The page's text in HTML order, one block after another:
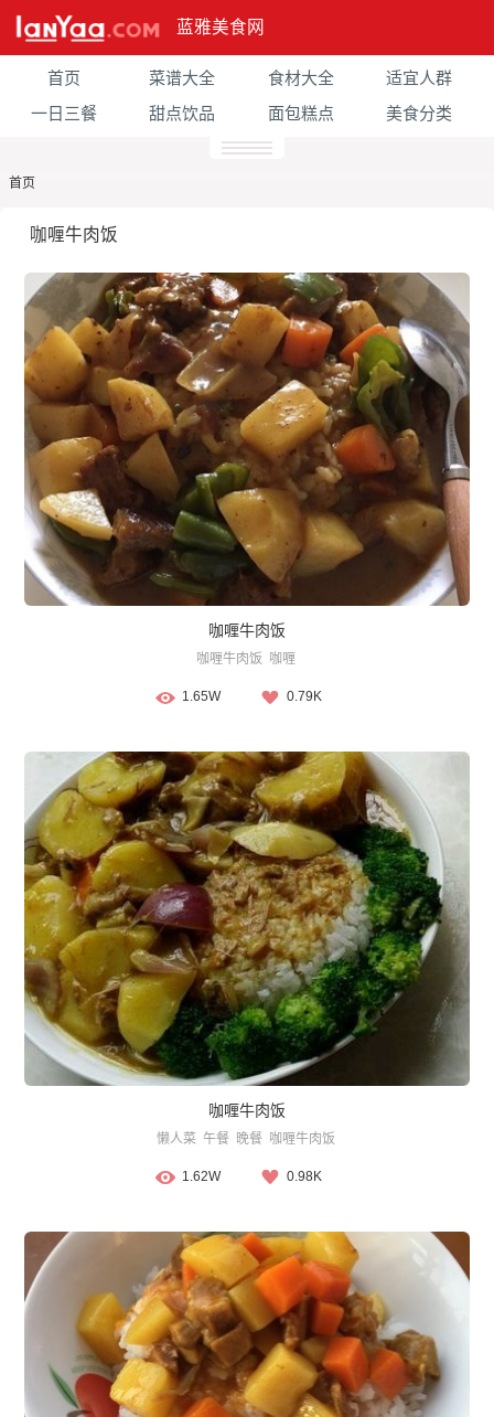
蓝雅美食网
首页 菜谱大全 食材大全
适宜人群
一日三餐
甜点饮品 面包糕点 美食分类
首页
咖喱牛肉饭
咖喱牛肉饭
咖喱牛肉饭 咖喱
1.65W 0.79K
咖喱牛肉饭
懒人菜 午餐 晚餐 咖喱牛肉饭
1.62W 0.98K